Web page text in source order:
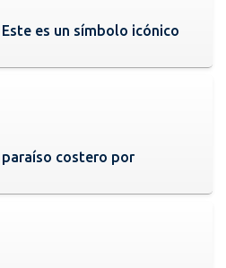
es un símbolo icónico
paraíso costero por